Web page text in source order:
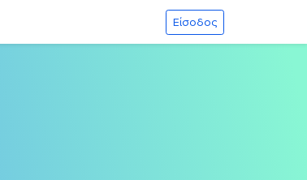
Είσοδος